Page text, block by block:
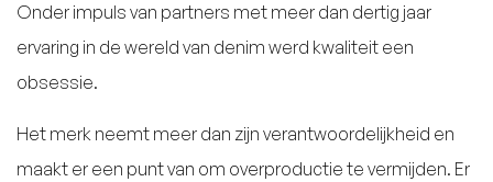
Onder impuls van partners met meer dan dertig jaar
ervaring in de wereld van denim werd kwaliteit een
obsessie.
Het merk neemt meer dan zijn verantwoordelijkheid en
maakt er een punt van om overproductie te vermijden. Er